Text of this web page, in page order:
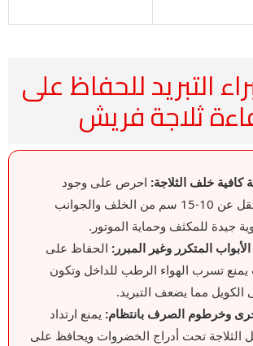
التبريد للحفاظ على
ثلاجة فريش
كافية خلف الثلاجة: احرص على وجود
مسافة لا تقل عن 10-15 سم من الخلف والجوانب
جيدة للمكثف وحماية الموتور.
المتكرر وغير المبرر: الحفاظ على
يمنع تسرب الهواء الرطب للداخل وتكون
الكويل مما يضعف التبريد.
وخرطوم الصرف بانتظام: يمنع ارتداد
الثلاجة تحت أدراج الخضروات ويحافظ على